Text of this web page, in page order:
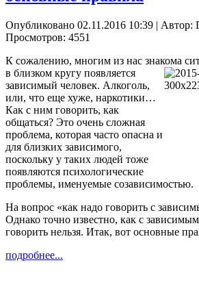
Опубликовано 02.11.2016 10:39 | Автор:
Просмотров: 4551
К сожалению, многим из нас знакома
в близком кругу появляется
зависимый человек. Алкоголь,
или, что еще хуже, наркотики…
Как с ним говорить, как
общаться? Это очень сложная
проблема, которая часто опасна и
для близких зависимого,
поскольку у таких людей тоже
появляются психологические
проблемы, именуемые созависимостью.
На вопрос «как надо говорить с
Однако точно известно, как с
говорить нельзя. Итак, вот основные
подробнее...